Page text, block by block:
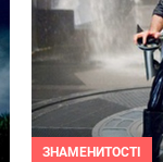
ЗНАМЕНИТОСТІ